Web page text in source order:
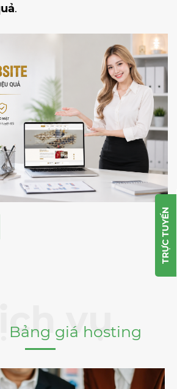
.
Bảng giá hosting
TRỰC TUYẾN